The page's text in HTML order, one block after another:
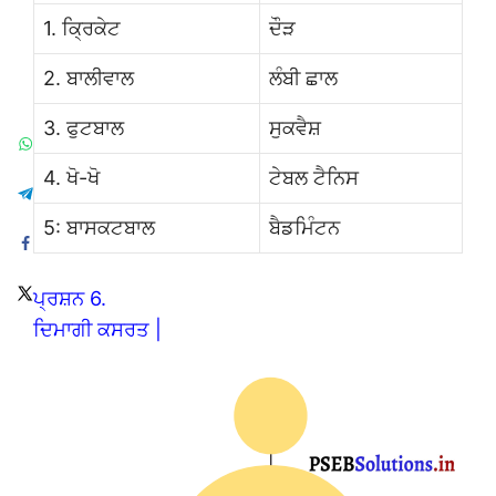
1. ਕ੍ਰਿਕੇਟ ਦੌੜ
2. ਬਾਲੀਵਾਲ ਲੰਬੀ ਛਾਲ
3. ਫੁਟਬਾਲ ਸੁਕਵੈਸ਼
4. ਖੋ-ਖੋ ਟੇਬਲ ਟੈਨਿਸ
5: ਬਾਸਕਟਬਾਲ ਬੈਡਮਿੰਟਨ
ਪ੍ਰਸ਼ਨ 6.
ਦਿਮਾਗੀ ਕਸਰਤ |